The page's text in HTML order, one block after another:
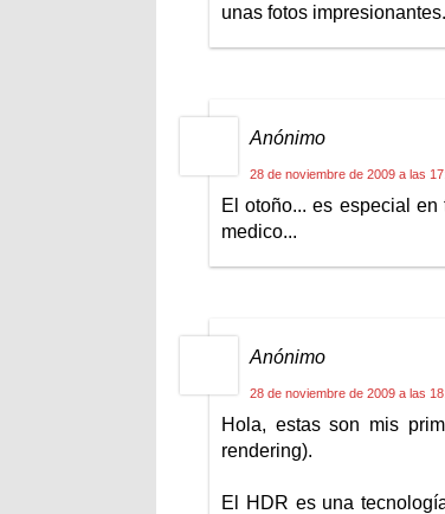
unas fotos
Anónimo
28 de noviembre de 2009 a las
El otoño... es especial
medico...
Anónimo
28 de noviembre de 2009 a las
Hola, estas son mis
rendering).
El HDR es una